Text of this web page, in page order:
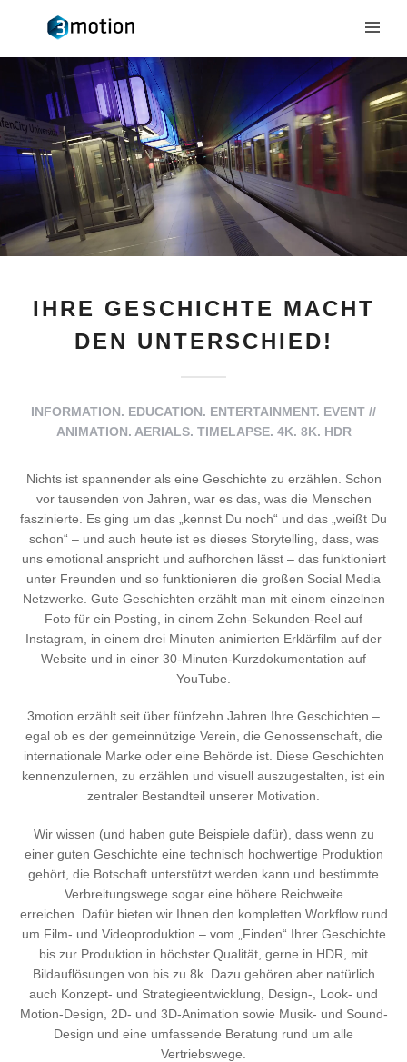
IHRE GESCHICHTE MACHT
DEN UNTERSCHIED!
INFORMATION. EDUCATION. ENTERTAINMENT. EVENT //
ANIMATION. AERIALS. TIMELAPSE. 4K. 8K. HDR
Nichts ist spannender als eine Geschichte zu erzählen. Schon
vor tausenden von Jahren, war es das, was die Menschen
faszinierte. Es ging um das „kennst Du noch“ und das „weißt Du
schon“ – und auch heute ist es dieses Storytelling, dass, was
uns emotional anspricht und aufhorchen lässt – das funktioniert
unter Freunden und so funktionieren die großen Social Media
Netzwerke. Gute Geschichten erzählt man mit einem einzelnen
Foto für ein Posting, in einem Zehn-Sekunden-Reel auf
Instagram, in einem drei Minuten animierten Erklärfilm auf der
Website und in einer 30-Minuten-Kurzdokumentation auf
YouTube.
3motion erzählt seit über fünfzehn Jahren Ihre Geschichten –
egal ob es der gemeinnützige Verein, die Genossenschaft, die
internationale Marke oder eine Behörde ist. Diese Geschichten
kennenzulernen, zu erzählen und visuell auszugestalten, ist ein
zentraler Bestandteil unserer Motivation.
Wir wissen (und haben gute Beispiele dafür), dass wenn zu
einer guten Geschichte eine technisch hochwertige Produktion
gehört, die Botschaft unterstützt werden kann und bestimmte
Verbreitungswege sogar eine höhere Reichweite
erreichen. Dafür bieten wir Ihnen den kompletten Workflow rund
um Film- und Videoproduktion – vom „Finden“ Ihrer Geschichte
bis zur Produktion in höchster Qualität, gerne in HDR, mit
Bildauflösungen von bis zu 8k. Dazu gehören aber natürlich
auch Konzept- und Strategieentwicklung, Design-, Look- und
Motion-Design, 2D- und 3D-Animation sowie Musik- und Sound-
Design und eine umfassende Beratung rund um alle
Vertriebswege.